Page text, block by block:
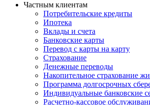
Частным клиентам
Потребительские кредиты
Ипотека
Вклады и счета
Банковские карты
Перевод с карты на карту
Страхование
Денежные переводы
Накопительное страхование
Программа долгосрочных
Индивидуальные банковские
Расчетно-кассовое